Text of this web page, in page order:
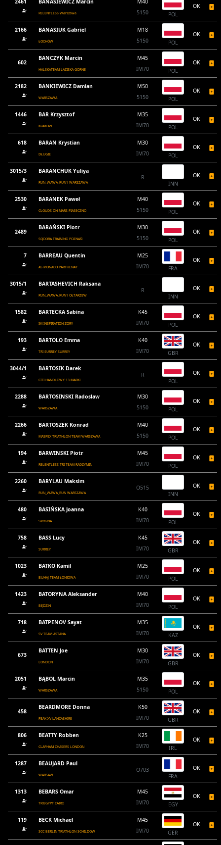
2461 BANASIEWICZ Marcin
RELENTLESS Warszawa
M40
5150
POL
OK
2166 BANASIUK Gabriel
ŁOCHÓW
M18
5150
POL
OK
602
BANCZYK Marcin
HALSKATEAM LAZISKA GORNE
M45
IM70
POL
OK
2182 BANKIEWICZ Damian
WARSZAWA
M50
5150
POL
OK
1446 BAR Krzysztof
KRAKOW
M35
IM70
POL
OK
618 BARAN Krystian
DŁUGIE
M30
IM70
POL
OK
3015/3 BARANCHUK Yuliya
RUN_WAWA_RUN1 WARSZAWA
R
INN
OK
2530 BARANEK Paweł
CLOUDS ON MARS PIASECZNO
M40
5150
POL
OK
2489
BARAŃSKI Piotr
SQOORA TRAINING POZNAŃ
M30
5150
POL
OK
7 BARREAU Quentin
AS MONACO PARTHENAY
M25
IM70
FRA
OK
3015/1 BARTASHEVICH Raksana
RUN_WAWA_RUN1 OŁTARZEW
R
INN
OK
1582 BARTECKA Sabina
IM INSPIRATION ŻORY
K45
IM70
POL
OK
193 BARTOLO Emma
TRI SURREY SURREY
K40
IM70
GBR
OK
3044/1 BARTOSIK Darek
CITI HANDLOWY 13 MARKI
R
POL
OK
2288 BARTOSINSKI Radosław
WARSZAWA
M30
5150
POL
OK
2266 BARTOSZEK Konrad
MASPEX TRIATHLON TEAM WARSZAWA
M40
5150
POL
OK
194 BARWINSKI Piotr
RELENTLESS TRI TEAM RADZYMIN
M45
IM70
POL
OK
2260 BARYLAU Maksim
RUN_WAWA_RUN WARSZAWA
O515
INN
OK
480 BASIŃSKA Joanna
SMYRNA
K40
IM70
POL
OK
758 BASS Lucy
SURREY
K45
IM70
GBR
OK
1023 BATKO Kamil
BUHAJ TEAM ŁONIOWA
M25
IM70
POL
OK
1423 BATORYNA Aleksander
BĘDZIN
M40
IM70
POL
OK
718 BATPENOV Sayat
SV TEAM ASTANA
M35
IM70
KAZ
OK
673
BATTEN Joe
LONDON
M30
IM70
GBR
OK
2051 BĄBOL Marcin
WARSZAWA
M35
5150
POL
OK
458
BEARDMORE Donna
PEAK XV LANCASHIRE
K50
IM70
GBR
OK
806 BEATTY Robben
CLAPHAM CHASERS LONDON
K25
IM70
IRL
OK
1287 BEAUJARD Paul
WARSAW
O703
FRA
OK
1313 BEBARS Omar
TRIEGYPT CAIRO
M45
IM70
EGY
OK
119 BECK Michael
SCC BERLIN TRIATHLON SCHILDOW
M45
IM70
GER
OK